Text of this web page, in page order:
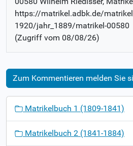
https://matrikel.adbk.de/
1920/jahr_1889/matrikel-00580
(Zugriff vom 08/08/26)
Zum Kommentieren melden Sie
Matrikelbuch 1 (1809-1841)
Matrikelbuch 2 (1841-1884)